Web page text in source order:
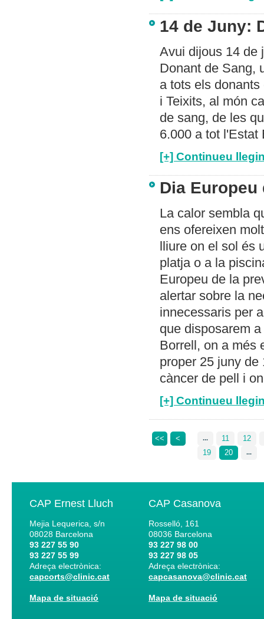
14 de Juny:
Avui dijous 14 de
Donant de Sang,
a tots els
i Teixits, al món
de sang, de les
6.000 a tot l'Estat
[+] Continueu
Dia
La calor sembla
ens ofereixen
lliure on el sol és
platja o a la
Europeu de la
alertar sobre la
innecessaris per
que disposarem
Borrell, on a més
proper 25 juny de
càncer de pell i
[+] Continueu
<< < ... 11
12
19
20 ...
CAP Ernest Lluch
Mejia Lequerica, s/n
08028 Barcelona
93 227 55 90
93 227 55 99
Adreça electrònica:
capcorts@clinic.cat
Mapa de situació
CAP Casanova
Rosselló, 161
08036 Barcelona
93 227 98 00
93 227 98 05
Adreça electrònica:
capcasanova@clinic.cat
Mapa de situació